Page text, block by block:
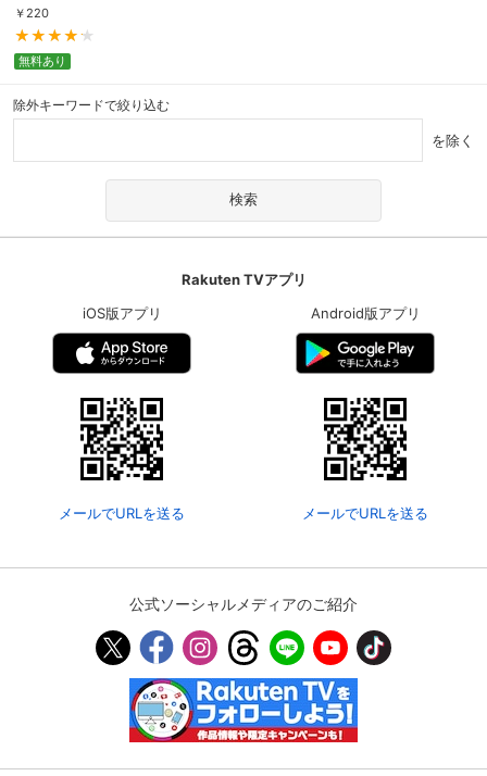
￥ 220
無料あり
除外キーワードで絞り込む
を除く
Rakuten TVアプリ
iOS版アプリ
メールでURLを送る
Android版アプリ
メールでURLを送る
公式ソーシャルメディアのご紹介